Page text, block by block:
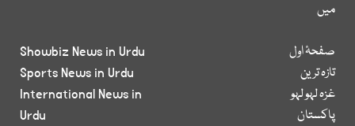
میں
صفحۂ اول
تازہ ترین
غزہ لہو لہو
پاکستان
Showbiz News in Urdu
Sports News in Urdu
International News in
Urdu